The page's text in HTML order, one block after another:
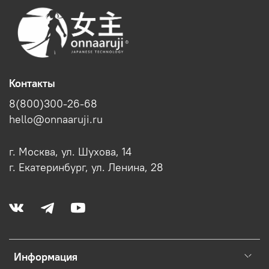
Информация
Контакты
8(800)300-26-68
hello@onnaaruji.ru
г. Москва, ул. Шухова, 14
г. Екатеринбург, ул. Ленина, 28